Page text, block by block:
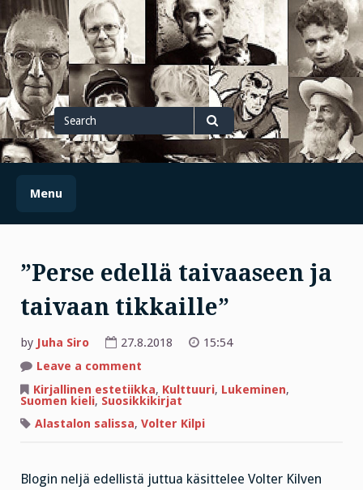
Skip
to
content
Search
for
Search
Menu
”Perse edellä taivaaseen ja
taivaan tikkaille”
by Juha Siro 27.8.2018
15:54
Leave a comment
edellä
taivaaseen
taivaan
Kirjallinen estetiikka, Kulttuuri, Lukeminen,
Suomen kieli, Suosikkikirjat
Alastalon salissa, Volter Kilpi
Blogin neljä edellistä juttua käsittelee Volter Kilven